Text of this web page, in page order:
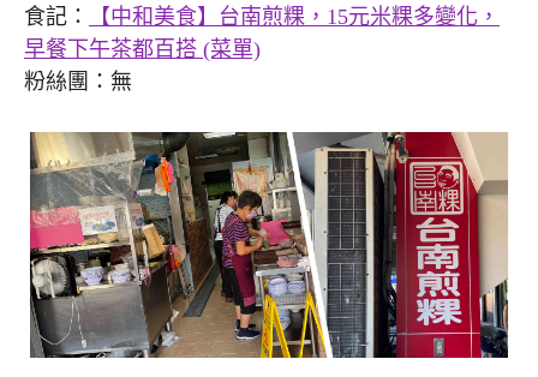
食記：
【中和美食】台南煎粿，15元米粿多變化，
早餐下午茶都百搭 (菜單)
粉絲團：無